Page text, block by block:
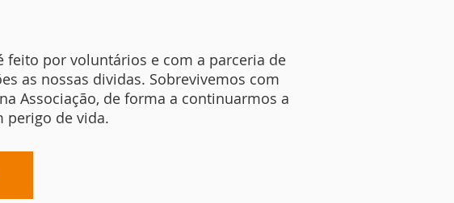
feito por voluntários e com a parceria de
as nossas dividas. Sobrevivemos com
Associação, de forma a continuarmos a
perigo de vida.